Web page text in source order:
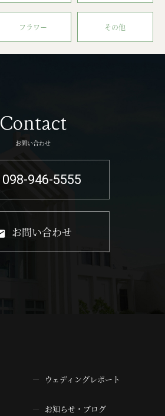
フラワー その他
Contact
お問い合わせ
098-946-5555
お問い合わせ
ウェディングレポート
お知らせ・ブログ